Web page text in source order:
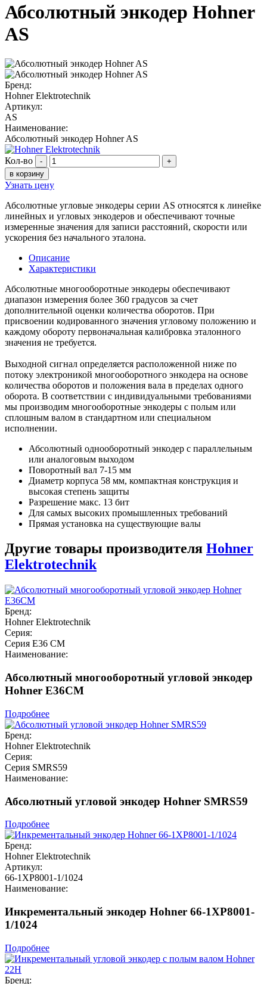
Абсолютный энкодер Hohner
AS
Бренд:
Hohner Elektrotechnik
Артикул:
AS
Наименование:
Абсолютный энкодер Hohner AS
Кол-во -
+
в корзину
Узнать цену
Абсолютные угловые энкодеры серии AS относятся к линейке
линейных и угловых энкодеров и обеспечивают точные
измеренные значения для записи расстояний, скорости или
ускорения без начального эталона.
Описание
Характеристики
Абсолютные многооборотные энкодеры обеспечивают
диапазон измерения более 360 градусов за счет
дополнительной оценки количества оборотов. При
присвоении кодированного значения угловому положению и
каждому обороту первоначальная калибровка эталонного
значения не требуется.
Выходной сигнал определяется расположенной ниже по
потоку электроникой многооборотного энкодера на основе
количества оборотов и положения вала в пределах одного
оборота. В соответствии с индивидуальными требованиями
мы производим многооборотные энкодеры с полым или
сплошным валом в стандартном или специальном
исполнении.
Абсолютный однооборотный энкодер с параллельным
или аналоговым выходом
Поворотный вал 7-15 мм
Диаметр корпуса 58 мм, компактная конструкция и
высокая степень защиты
Разрешение макс. 13 бит
Для самых высоких промышленных требований
Прямая установка на существующие валы
Другие товары производителя Hohner
Elektrotechnik
Бренд:
Hohner Elektrotechnik
Серия:
Серия E36 CM
Наименование:
Абсолютный многооборотный угловой энкодер
Hohner E36CM
Подробнее
Бренд:
Hohner Elektrotechnik
Серия:
Серия SMRS59
Наименование:
Абсолютный угловой энкодер Hohner SMRS59
Подробнее
Бренд:
Hohner Elektrotechnik
Артикул:
66-1XP8001-1/1024
Наименование:
Инкрементальный энкодер Hohner 66-1XP8001-
1/1024
Подробнее
Бренд: